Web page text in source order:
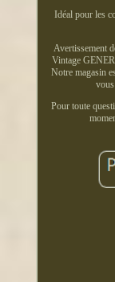
Idéal pour les
Avertissement
Vintage
Notre magasin
Pour toute